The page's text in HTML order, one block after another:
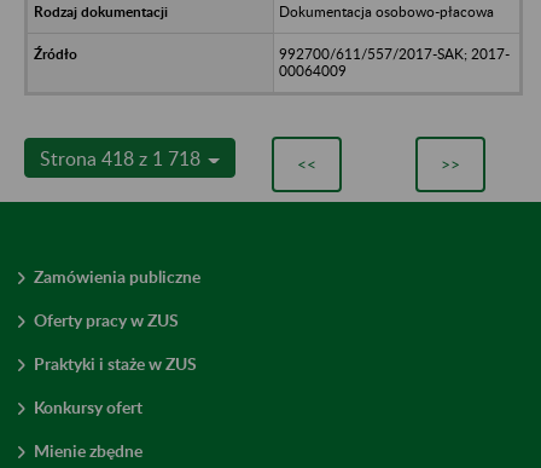
Dokumentacja osobowo-płacowa
992700/611/557/2017-SAK; 2017-
00064009
Strona 418 z 1 718 << >>
Zamówienia publiczne
Oferty pracy w ZUS
Praktyki i staże w ZUS
Konkursy ofert
Mienie zbędne